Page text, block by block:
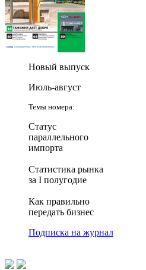
Новый выпуск
Июль-август
Темы номера:
Статус
параллельного
импорта
Статистика рынка
за I полугодие
Как правильно
передать бизнес
Подписка на журнал